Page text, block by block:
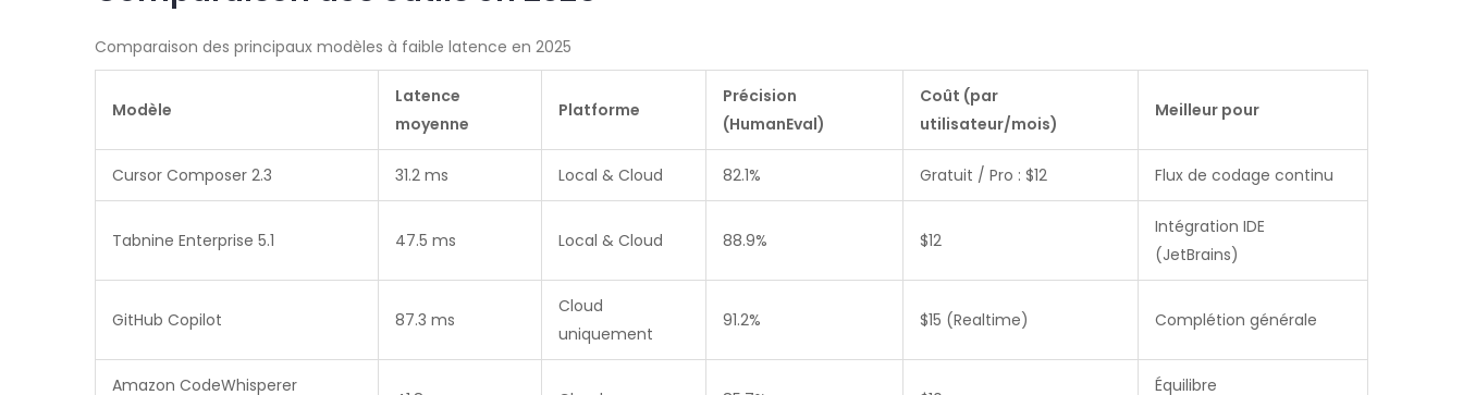
Comparaison des principaux modèles à faible latence en 2025
Modèle
Latence
moyenne
Platforme
Précision
(HumanEval)
Coût (par
utilisateur/mois)
Meilleur pour
Cursor Composer 2.3 31.2 ms Local & Cloud 82.1% Gratuit / Pro : $12 Flux de codage continu
Tabnine Enterprise 5.1 47.5 ms Local & Cloud 88.9% $12
Intégration IDE
(JetBrains)
GitHub Copilot 87.3 ms
Cloud
uniquement
91.2% $15 (Realtime) Complétion générale
Amazon CodeWhisperer
Équilibre